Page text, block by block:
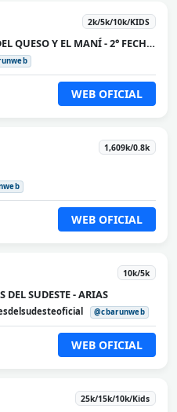
2k/5k/10k/KIDS
Y EL MANÍ - 2° FECHA LA PALESTINA
WEB OFICIAL
1,609k/0.8k
WEB OFICIAL
10k/5k
DEL SUDESTE - ARIAS
@cbarunweb
WEB OFICIAL
25k/15k/10k/Kids